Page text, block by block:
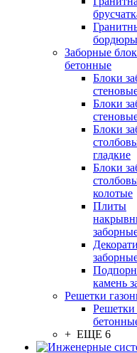
бордюры
Заборные
бетонные
Блоки
Блоки
Блоки
гладкие
Блоки
колотые
Плиты
камень
Решетки
Решетки
+ ЕЩЕ 6